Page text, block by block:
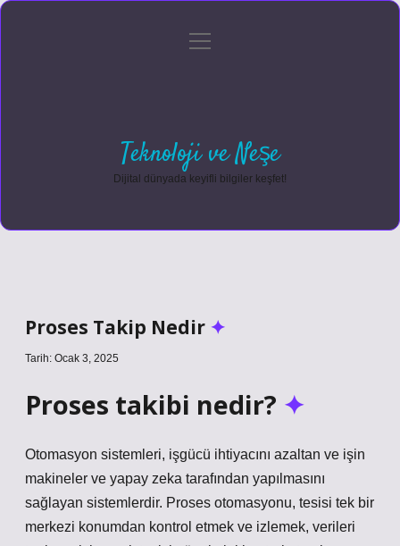
Gizlilik Politikası
menüyü
Teknoloji ve Neşe
Dijital dünyada keyifli bilgiler keşfet!
Proses Takip Nedir
Tarih: Ocak 3, 2025
Proses takibi nedir?
Otomasyon sistemleri, işgücü ihtiyacını azaltan ve işin
makineler ve yapay zeka tarafından yapılmasını
sağlayan sistemlerdir. Proses otomasyonu, tesisi tek bir
merkezi konumdan kontrol etmek ve izlemek, verileri